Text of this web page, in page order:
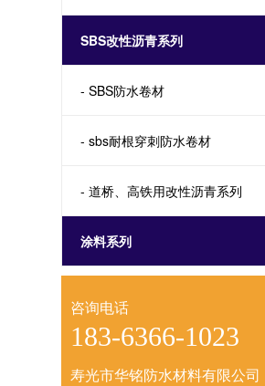
SBS改性沥青系列
- SBS防水卷材
- sbs耐根穿刺防水卷材
- 道桥、高铁用改性沥青系列
涂料系列
咨询电话
183-6366-1023
寿光市华铭防水材料有限公司